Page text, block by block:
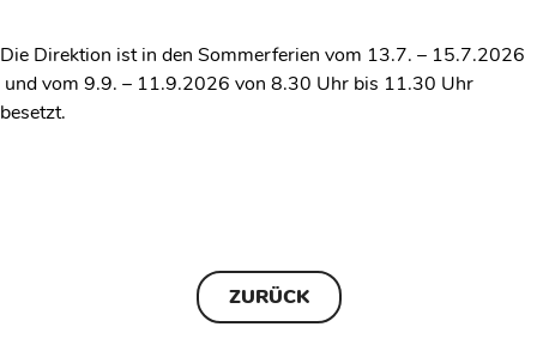
Die Direktion ist in den Sommerferien vom 13.7. – 15.7.2026
und vom 9.9. – 11.9.2026 von 8.30 Uhr bis 11.30 Uhr
besetzt.
ZURÜCK